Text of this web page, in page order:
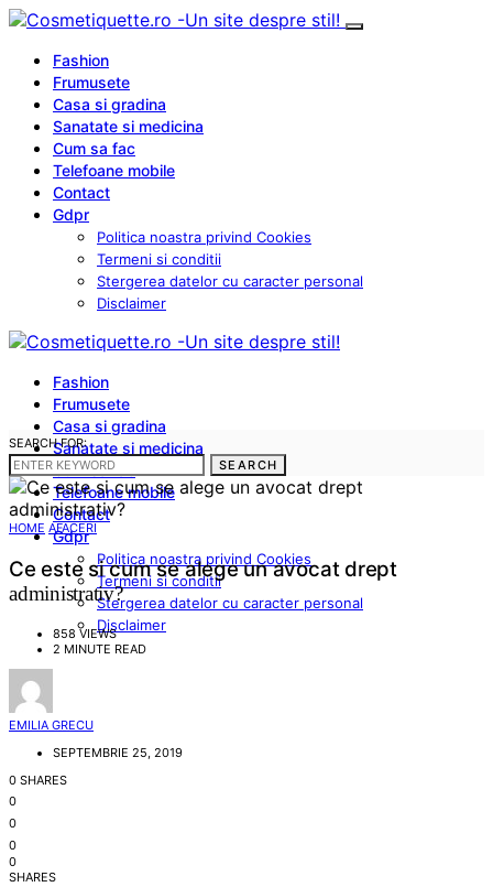
Fashion
Frumusete
Casa si gradina
Sanatate si medicina
Cum sa fac
Telefoane mobile
Contact
Gdpr
Politica noastra privind Cookies
Termeni si conditii
Stergerea datelor cu caracter personal
Disclaimer
Fashion
Frumusete
Casa si gradina
Sanatate si medicina
Cum sa fac
Telefoane mobile
Contact
Gdpr
Politica noastra privind Cookies
Termeni si conditii
Stergerea datelor cu caracter personal
Disclaimer
SEARCH FOR:
SEARCH
HOME AFACERI
Ce este si cum se alege un avocat drept
administrativ?
858 VIEWS
2 MINUTE READ
EMILIA GRECU
SEPTEMBRIE 25, 2019
0 SHARES
0
0
0
0
SHARES